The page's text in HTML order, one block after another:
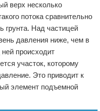
верх несколько
потока сравнительно
грунта. Над частицей
давления ниже, чем в
происходит
участок, которому
Это приводит к
элемент подъемной